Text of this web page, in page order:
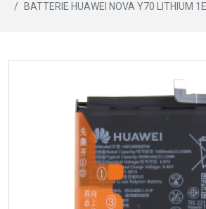
BATTERIE HUAWEI NOVA Y70 LITHIUM